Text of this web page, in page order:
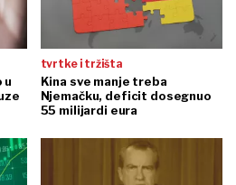
u
tvrtke i tržišta
Kina sve manje treba
Njemačku, deficit dosegnuo
55 milijardi eura